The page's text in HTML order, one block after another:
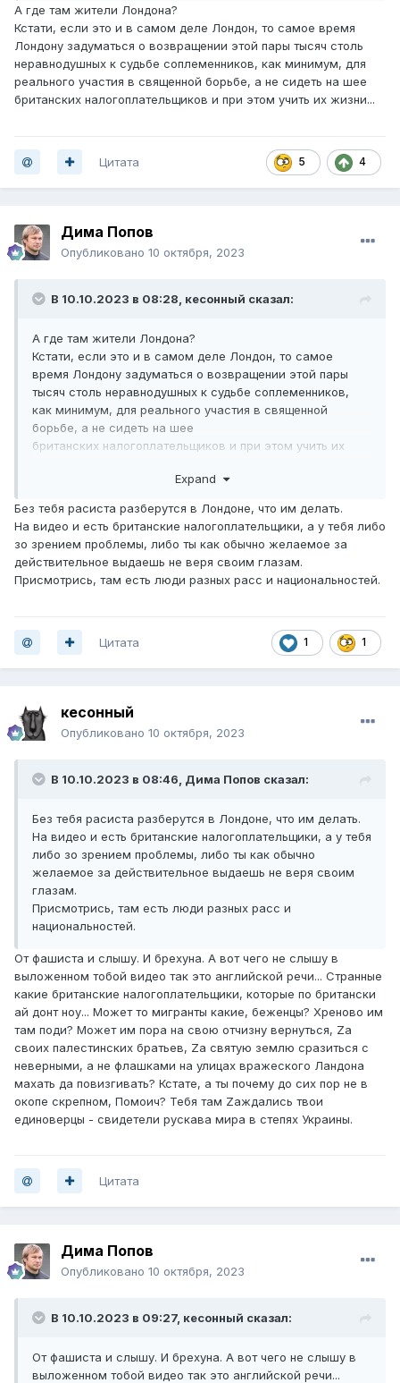
А где там жители Лондона?
Кстати, если это и в самом деле Лондон, то самое время
Лондону задуматься о возвращении этой пары тысяч столь
неравнодушных к судьбе соплеменников, как минимум, для
реального участия в священной борьбе, а не сидеть на шее
британских налогоплательщиков и при этом учить их жизни...
5 4
Цитата
Дима Попов
Опубликовано 10 октября, 2023
В 10.10.2023 в 08:28, кесонный сказал:
А где там жители Лондона?
Кстати, если это и в самом деле Лондон, то самое
время Лондону задуматься о возвращении этой пары
тысяч столь неравнодушных к судьбе соплеменников,
как минимум, для реального участия в священной
борьбе, а не сидеть на шее
британских налогоплательщиков и при этом учить их
Expand
Без тебя расиста разберутся в Лондоне, что им делать.
На видео и есть британские налогоплательщики, а у тебя либо
зо зрением проблемы, либо ты как обычно желаемое за
действительное выдаешь не веря своим глазам.
Присмотрись, там есть люди разных расс и национальностей.
1 1
Цитата
кесонный
Опубликовано 10 октября, 2023
В 10.10.2023 в 08:46, Дима Попов сказал:
Без тебя расиста разберутся в Лондоне, что им делать.
На видео и есть британские налогоплательщики, а у тебя
либо зо зрением проблемы, либо ты как обычно
желаемое за действительное выдаешь не веря своим
глазам.
Присмотрись, там есть люди разных расс и
национальностей.
От фашиста и слышу. И брехуна. А вот чего не слышу в
выложенном тобой видео так это английской речи... Странные
какие британские налогоплательщики, которые по британски
ай донт ноу... Может то мигранты какие, беженцы? Хреново им
там поди? Может им пора на свою отчизну вернуться, Zа
своих палестинских братьев, Zа святую землю сразиться с
неверными, а не флашками на улицах вражеского Ландона
махать да повизгивать? Кстате, а ты почему до сих пор не в
окопе скрепном, Помоич? Тебя там Zаждались твои
единоверцы - свидетели рускава мира в степях Украины.
Цитата
Дима Попов
Опубликовано 10 октября, 2023
В 10.10.2023 в 09:27, кесонный сказал:
От фашиста и слышу. И брехуна. А вот чего не слышу в
выложенном тобой видео так это английской речи...